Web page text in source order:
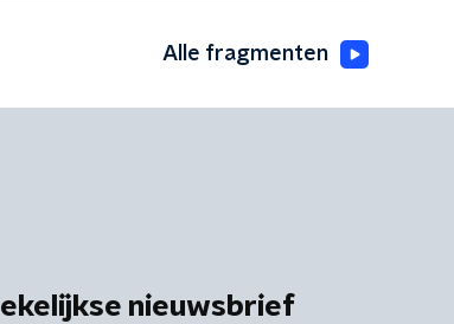
Alle fragmenten
nieuwsbrief